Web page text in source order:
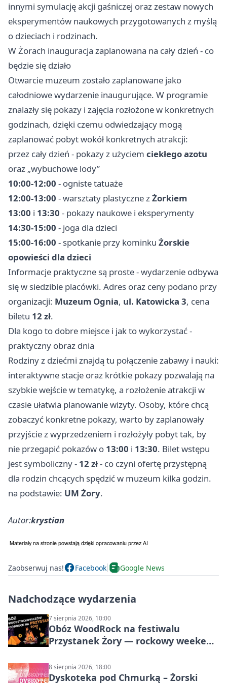
innymi symulację akcji gaśniczej oraz zestaw nowych
eksperymentów naukowych przygotowanych z myślą
o dzieciach i rodzinach.
W Żorach inauguracja zaplanowana na cały dzień - co
będzie się działo
Otwarcie muzeum zostało zaplanowane jako
całodniowe wydarzenie inaugurujące. W programie
znalazły się pokazy i zajęcia rozłożone w konkretnych
godzinach, dzięki czemu odwiedzający mogą
zaplanować pobyt wokół konkretnych atrakcji:
przez cały dzień - pokazy z użyciem ciekłego azotu
oraz „wybuchowe lody”
10:00-12:00 - ogniste tatuaże
12:00-13:00 - warsztaty plastyczne zŻorkiem
13:00 i 13:30 - pokazy naukowe i eksperymenty
14:30-15:00 - joga dla dzieci
15:00-16:00 - spotkanie przy kominku Żorskie
opowieści dla dzieci
Informacje praktyczne są proste - wydarzenie odbywa
się w siedzibie placówki. Adres oraz ceny podano przy
organizacji: Muzeum Ognia, ul. Katowicka 3, cena
biletu 12 zł.
Dla kogo to dobre miejsce i jak to wykorzystać -
praktyczny obraz dnia
Rodziny z dziećmi znajdą tu połączenie zabawy i nauki:
interaktywne stacje oraz krótkie pokazy pozwalają na
szybkie wejście w tematykę, a rozłożenie atrakcji w
czasie ułatwia planowanie wizyty. Osoby, które chcą
zobaczyć konkretne pokazy, warto by zaplanowały
przyjście z wyprzedzeniem i rozłożyły pobyt tak, by
nie przegapić pokazów o 13:00 i 13:30. Bilet wstępu
jest symboliczny - 12 zł- co czyni ofertę przystępną
dla rodzin chcących spędzić w muzeum kilka godzin.
na podstawie: UM Żory.
Autor:krystian
Zaobserwuj nas! Facebook Google News
Nadchodzące wydarzenia
7 sierpnia 2026, 10:00
Obóz WoodRock na festiwalu
Przystanek Żory — rockowy weekend
8 sierpnia 2026, 18:00
Dyskoteka pod Chmurką – Żorski